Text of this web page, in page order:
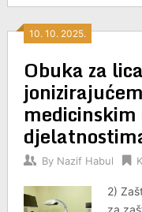
10. 10. 2025.
Obuka za
By Nazif Habul
2)
za